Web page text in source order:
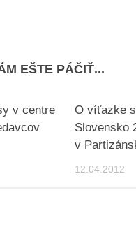
EŠTE PÁČIŤ...
v centre
O víťazke
Slovensko
v
12.04.2012